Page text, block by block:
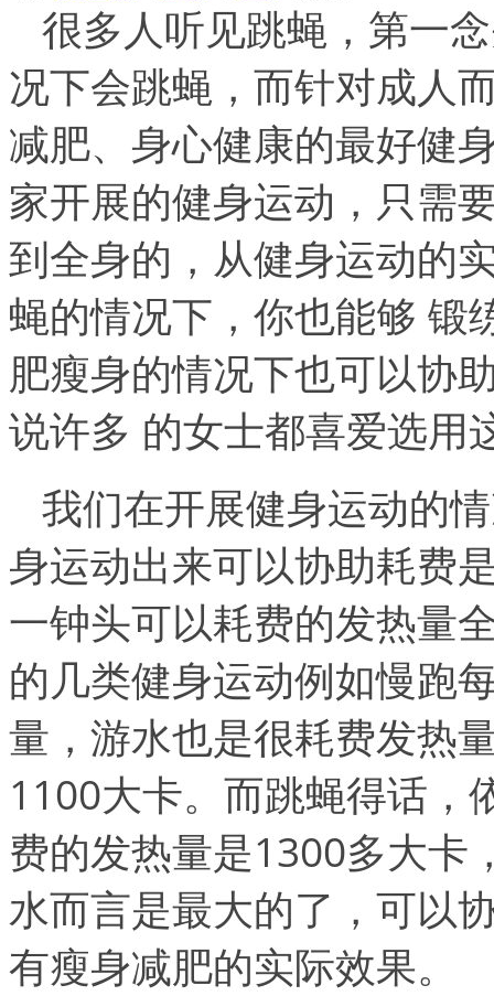
很多人听见跳蝇，第一
况下会跳蝇，而针对成人
减肥、身心健康的最好健
家开展的健身运动，只需
到全身的，从健身运动的
蝇的情况下，你也能够 锻
肥瘦身的情况下也可以协
说许多 的女士都喜爱选用
我们在开展健身运动的
身运动出来可以协助耗费
一钟头可以耗费的发热量
的几类健身运动例如慢跑
量，游水也是很耗费发热
1100大卡。而跳蝇得话，
费的发热量是1300多大卡
水而言是最大的了，可以
有瘦身减肥的实际效果。